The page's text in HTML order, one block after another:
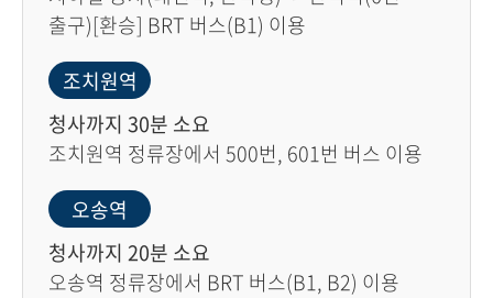
출구)[환승] BRT 버스(B1) 이용
조치원역
청사까지 30분 소요
조치원역 정류장에서 500번, 601번 버스 이용
오송역
청사까지 20분 소요
오송역 정류장에서 BRT 버스(B1, B2) 이용